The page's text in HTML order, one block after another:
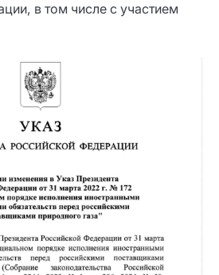
в том числе с участием